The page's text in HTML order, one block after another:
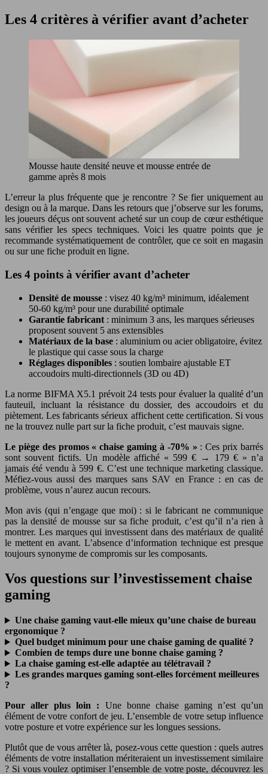
Les 4 critères à vérifier avant d’acheter
Mousse haute densité neuve et mousse entrée de
gamme après 8 mois
L’erreur la plus fréquente que je rencontre ? Se fier uniquement au
design ou à la marque. Dans les retours que j’observe sur les forums,
les joueurs déçus ont souvent acheté sur un coup de cœur esthétique
sans vérifier les specs techniques. Voici les quatre points que je
recommande systématiquement de contrôler, que ce soit en magasin
ou sur une fiche produit en ligne.
Les 4 points à vérifier avant d’acheter
Densité de mousse : visez 40 kg/m³ minimum, idéalement
50-60 kg/m³ pour une durabilité optimale
Garantie fabricant : minimum 3 ans, les marques sérieuses
proposent souvent 5 ans extensibles
Matériaux de la base : aluminium ou acier obligatoire, évitez
le plastique qui casse sous la charge
Réglages disponibles : soutien lombaire ajustable ET
accoudoirs multi-directionnels (3D ou 4D)
La norme BIFMA X5.1 prévoit 24 tests pour évaluer la qualité d’un
fauteuil, incluant la résistance du dossier, des accoudoirs et du
piètement. Les fabricants sérieux affichent cette certification. Si vous
ne la trouvez nulle part sur la fiche produit, c’est mauvais signe.
Le piège des promos « chaise gaming à -70% » : Ces prix barrés
sont souvent fictifs. Un modèle affiché « 599 € → 179 € » n’a
jamais été vendu à 599 €. C’est une technique marketing classique.
Méfiez-vous aussi des marques sans SAV en France : en cas de
problème, vous n’aurez aucun recours.
Mon avis (qui n’engage que moi) : si le fabricant ne communique
pas la densité de mousse sur sa fiche produit, c’est qu’il n’a rien à
montrer. Les marques qui investissent dans des matériaux de qualité
le mettent en avant. L’absence d’information technique est presque
toujours synonyme de compromis sur les composants.
Vos questions sur l’investissement chaise
gaming
Une chaise gaming vaut-elle mieux qu’une chaise de bureau
ergonomique ?
Quel budget minimum pour une chaise gaming de qualité ?
Combien de temps dure une bonne chaise gaming ?
La chaise gaming est-elle adaptée au télétravail ?
Les grandes marques gaming sont-elles forcément meilleures
?
Pour aller plus loin : Une bonne chaise gaming n’est qu’un
élément de votre confort de jeu. L’ensemble de votre setup influence
votre posture et votre expérience sur les longues sessions.
Plutôt que de vous arrêter là, posez-vous cette question : quels autres
éléments de votre installation mériteraient un investissement similaire
? Si vous voulez optimiser l’ensemble de votre poste, découvrez les